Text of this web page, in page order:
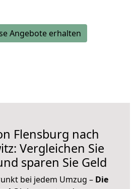
Angebote erhalten
Flensburg nach
Vergleichen Sie
sparen Sie Geld
bei jedem Umzug – Die